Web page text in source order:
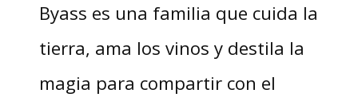
Byass es una familia que cuida la
tierra, ama los vinos y destila la
magia para compartir con el